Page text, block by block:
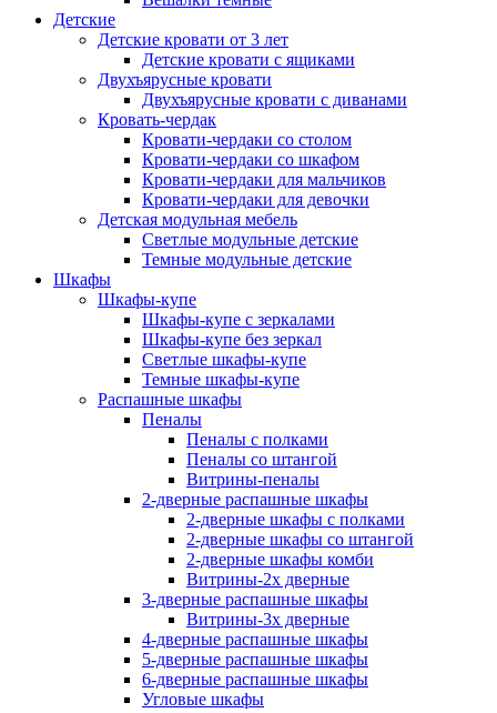
Детские
Детские кровати от 3 лет
Детские кровати с ящиками
Двухъярусные кровати
Двухъярусные кровати с диванами
Кровать-чердак
Кровати-чердаки со столом
Кровати-чердаки со шкафом
Кровати-чердаки для мальчиков
Кровати-чердаки для девочки
Детская модульная мебель
Светлые модульные детские
Темные модульные детские
Шкафы
Шкафы-купе
Шкафы-купе с зеркалами
Шкафы-купе без зеркал
Светлые шкафы-купе
Темные шкафы-купе
Распашные шкафы
Пеналы
Пеналы с полками
Пеналы со штангой
Витрины-пеналы
2-дверные распашные шкафы
2-дверные шкафы с полками
2-дверные шкафы со штангой
2-дверные шкафы комби
Витрины-2х дверные
3-дверные распашные шкафы
Витрины-3х дверные
4-дверные распашные шкафы
5-дверные распашные шкафы
6-дверные распашные шкафы
Угловые шкафы